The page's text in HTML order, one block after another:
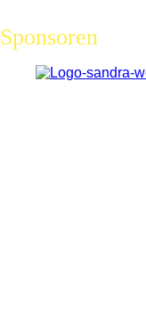
Sponsoren